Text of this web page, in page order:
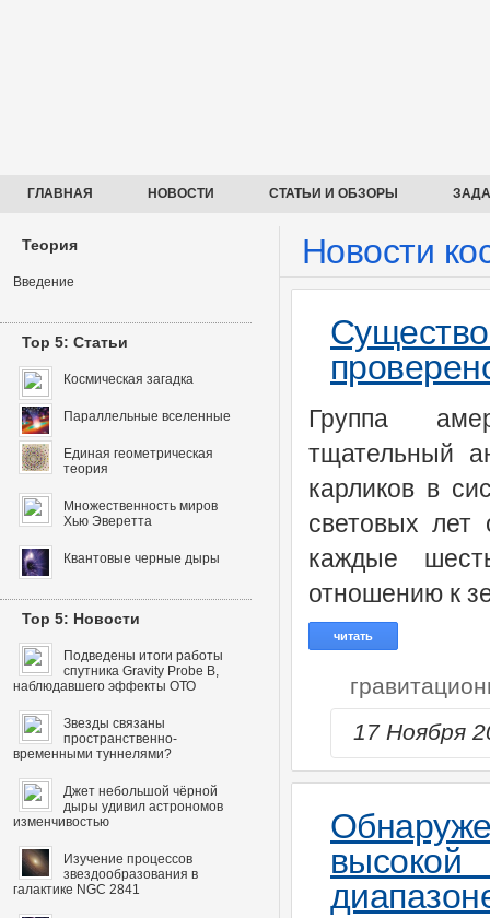
ГЛАВНАЯ НОВОСТИ СТАТЬИ И ОБЗОРЫ
Новости
Группа
тщательный
карликов в
световых
каждые
отношению к
читать
17 Ноября
Теория
Введение
Top 5: Статьи
Космическая загадка
Параллельные вселенные
Единая геометрическая
теория
Множественность миров
Хью Эверетта
Квантовые черные дыры
Top 5: Новости
Подведены итоги работы
спутника Gravity Probe B,
наблюдавшего эффекты ОТО
Звезды связаны
пространственно-
временными туннелями?
Джет небольшой чёрной
дыры удивил астрономов
изменчивостью
Изучение процессов
звездообразования в
галактике NGC 2841